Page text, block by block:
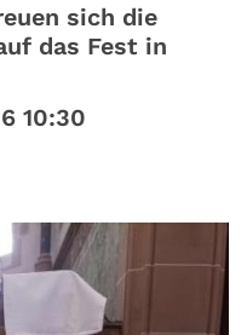
sich die
das Fest in
10:30